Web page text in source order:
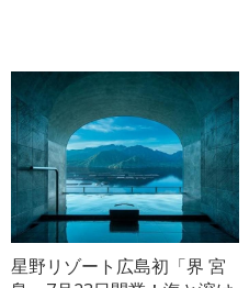
星野リゾート広島初「界 宮